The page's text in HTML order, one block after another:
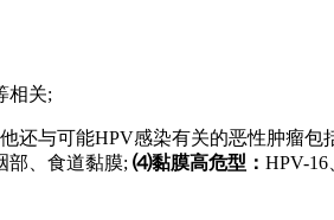
相关;
还与可能HPV感染有关的恶性肿瘤
部、食道黏膜; ⑷黏膜高危型： HPV-